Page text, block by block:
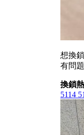
想換
有問
換鎖
5114